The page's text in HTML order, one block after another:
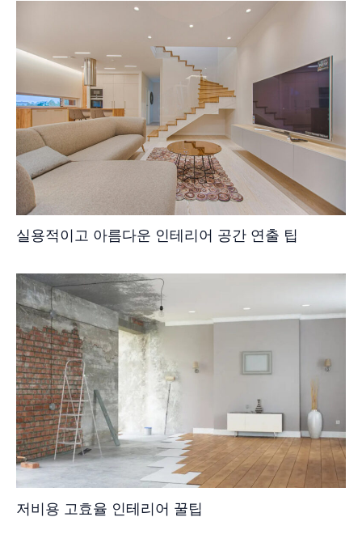
실용적이고 아름다운 인테리어 공간 연출 팁
저비용 고효율 인테리어 꿀팁